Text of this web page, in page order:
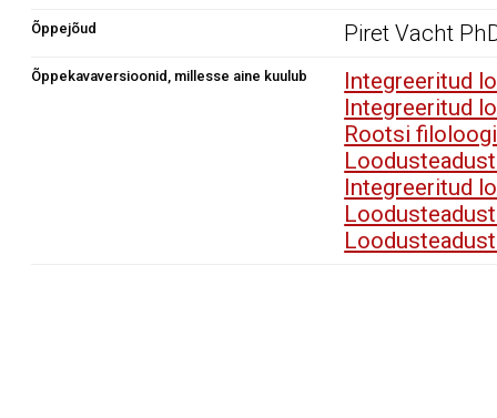
Õppejõud Piret Vacht
Õppekavaversioonid, millesse aine kuulub
Integreeritud
Integreeritud
Rootsi
Integreeritud